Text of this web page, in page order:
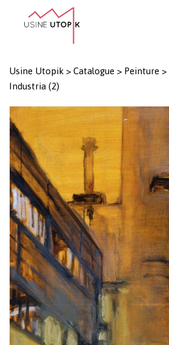
Panier
Usine Utopik > Catalogue > Peinture >
Industria (2)